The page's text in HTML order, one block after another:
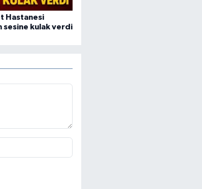
Hastanesi
sesine kulak verdi